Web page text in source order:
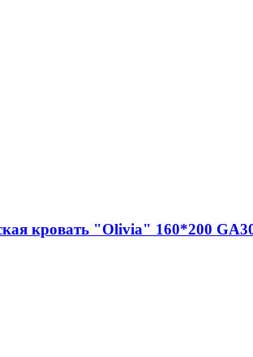
кровать "Olivia" 160*200